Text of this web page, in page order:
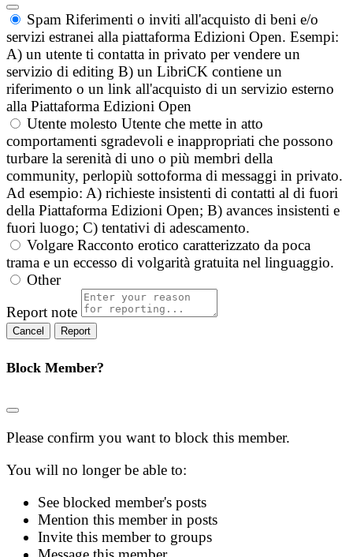
Spam Riferimenti o inviti all'acquisto di beni e/o
servizi estranei alla piattaforma Edizioni Open. Esempi:
A) un utente ti contatta in privato per vendere un
servizio di editing B) un LibriCK contiene un
riferimento o un link all'acquisto di un servizio esterno
alla Piattaforma Edizioni Open
Utente molesto Utente che mette in atto
comportamenti sgradevoli e inappropriati che possono
turbare la serenità di uno o più membri della
community, perlopiù sottoforma di messaggi in privato.
Ad esempio: A) richieste insistenti di contatti al di fuori
della Piattaforma Edizioni Open; B) avances insistenti e
fuori luogo; C) tentativi di adescamento.
Volgare Racconto erotico caratterizzato da poca
trama e un eccesso di volgarità gratuita nel linguaggio.
Other
Report note
Report
Block Member?
Please confirm you want to block this member.
You will no longer be able to:
See blocked member's posts
Mention this member in posts
Invite this member to groups